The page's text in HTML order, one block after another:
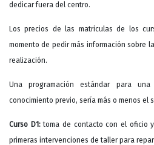
dedicar fuera del centro.
Los precios de las matriculas de los
momento de pedir más información sobre
realización.
Una programación estándar para
conocimiento previo, sería más o menos el
Curso D1:toma de contacto con el oficio
primeras intervenciones de taller para